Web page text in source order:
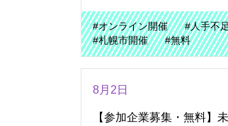
#オンライン開催 #人手不
#札幌市開催
#無料
8月2日
【参加企業募集・無料】